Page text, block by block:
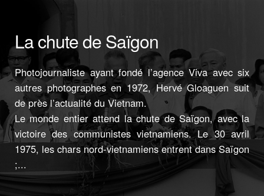
La chute de Saïgon
Photojournaliste ayant fondé l’agence Viva avec six
autres photographes en 1972, Hervé Gloaguen suit
de près l’actualité du Vietnam.
Le monde entier attend la chute de Saïgon, avec la
victoire des communistes vietnamiens. Le 30 avril
1975, les chars nord-vietnamiens entrent dans Saïgon
;...